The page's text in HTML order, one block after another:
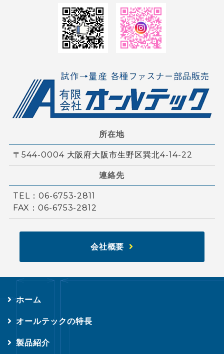
所在地
〒544-0004 大阪府大阪市生野区巽北4-14-22
連絡先
TEL：06-6753-2811
FAX：06-6753-2812
会社概要
ホーム
オールテックの特長
製品紹介